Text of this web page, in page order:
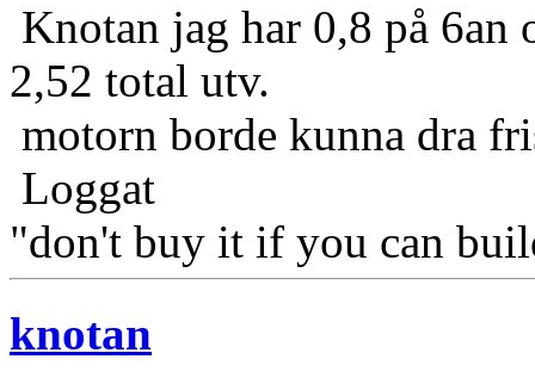
Knotan jag har 0,8 på
2,52 total utv.
motorn borde kunna dra
Loggat
"don't buy it if you can
knotan